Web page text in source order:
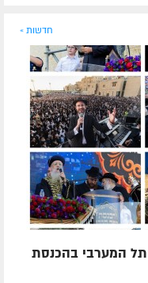
חדשות »
המערבי בהכנסת